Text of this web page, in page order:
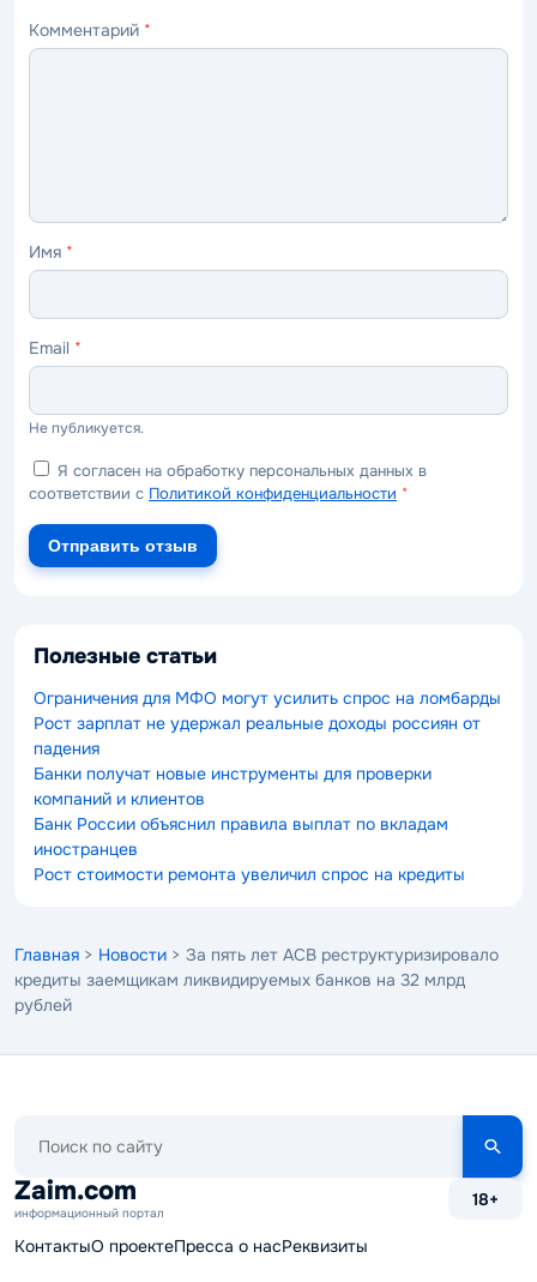
—
—
—
—
—
Комментарий *
Имя *
Email *
Не публикуется.
Я согласен на обработку персональных данных в
соответствии с Политикой конфиденциальности *
Отправить отзыв
Полезные статьи
Ограничения для МФО могут усилить спрос на ломбарды
Рост зарплат не удержал реальные доходы россиян от
падения
Банки получат новые инструменты для проверки
компаний и клиентов
Банк России объяснил правила выплат по вкладам
иностранцев
Рост стоимости ремонта увеличил спрос на кредиты
Главная > Новости > За пять лет АСВ реструктуризировало
кредиты заемщикам ликвидируемых банков на 32 млрд
рублей
сайту
Zaim.com
информационный портал
18+
КонтактыО проектеПресса о насРеквизиты